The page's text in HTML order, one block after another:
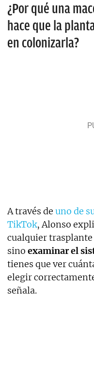
¿Por qué una
hace que la
en colonizarla?
A través de uno de
TikTok, Alonso
cualquier
sino examinar el
tienes que ver
elegir
señala.